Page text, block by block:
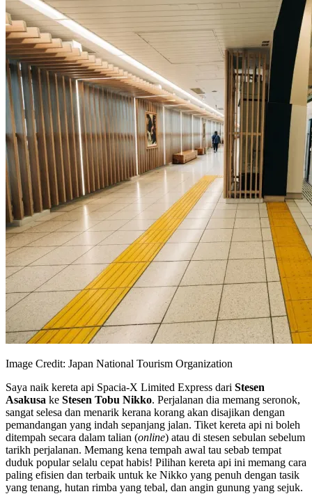
Image Credit: Japan National Tourism Organization
Saya naik kereta api Spacia-X Limited Express dari Stesen
Asakusa ke Stesen Tobu Nikko. Perjalanan dia memang seronok,
sangat selesa dan menarik kerana korang akan disajikan dengan
pemandangan yang indah sepanjang jalan. Tiket kereta api ni boleh
ditempah secara dalam talian (online) atau di stesen sebulan sebelum
tarikh perjalanan. Memang kena tempah awal tau sebab tempat
duduk popular selalu cepat habis! Pilihan kereta api ini memang cara
paling efisien dan terbaik untuk ke Nikko yang penuh dengan tasik
yang tenang, hutan rimba yang tebal, dan angin gunung yang sejuk.